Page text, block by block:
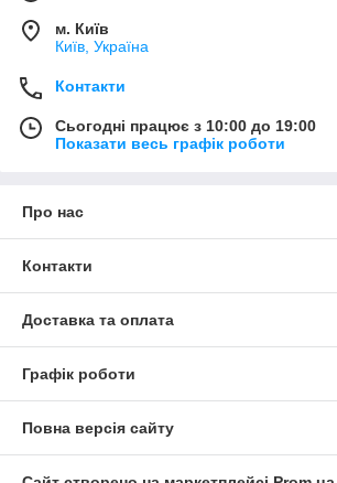
м. Київ
Київ, Україна
Контакти
Сьогодні працює з 10:00 до 19:00
Показати весь графік роботи
Про нас
Контакти
Доставка та оплата
Графік роботи
Повна версія сайту